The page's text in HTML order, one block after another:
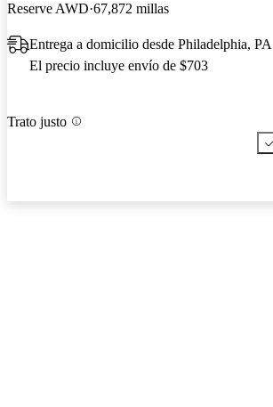
Reserve AWD 67,872 millas
Entrega a domicilio desde Philadelphia, PA
El precio incluye envío de $703
Trato justo